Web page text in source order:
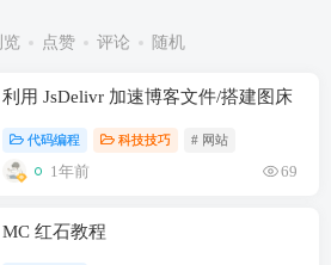
览 点赞 评论 随机
利用 JsDelivr 加速博客文件/搭建图床
代码编程 科技技巧 # 网站
1年前 69
MC 红石教程